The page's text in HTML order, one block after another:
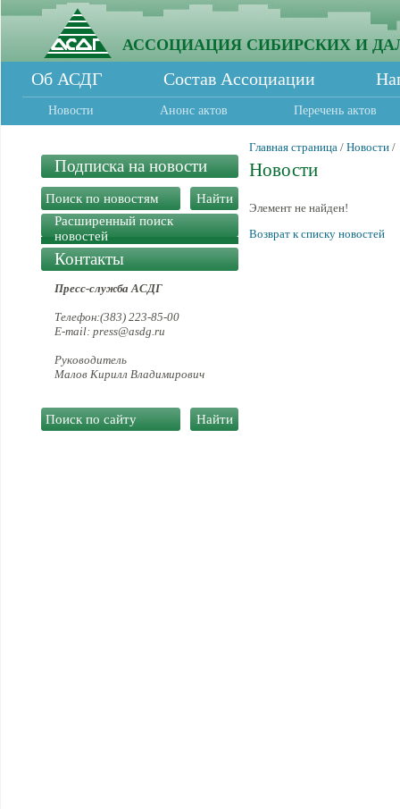
АССОЦИАЦИЯ СИБИРСКИХ И
Об АСДГ Состав Ассоциации
Новости Анонс актов Перечень актов
Подписка на новости
Расширенный поиск
новостей
Контакты
Пресс-служба АСДГ
Телефон:(383) 223-85-00
E-mail: press@asdg.ru
Руководитель
Малов Кирилл Владимирович
Главная страница / Новости /
Новости
Элемент не найден!
Возврат к списку новостей